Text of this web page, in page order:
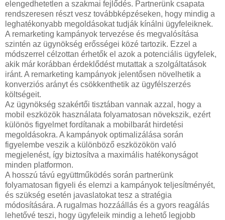
elengedhetetlen a szakmai fejlődés. Partnerünk csapata
rendszeresen részt vesz továbbképzéseken, hogy mindig a
leghatékonyabb megoldásokat tudják kínálni ügyfeleiknek.
A remarketing kampányok tervezése és megvalósítása
szintén az ügynökség erősségei közé tartozik. Ezzel a
módszerrel célzottan érhetők el azok a potenciális ügyfelek,
akik már korábban érdeklődést mutattak a szolgáltatások
iránt. A remarketing kampányok jelentősen növelhetik a
konverziós arányt és csökkenthetik az ügyfélszerzés
költségeit.
Az ügynökség szakértői tisztában vannak azzal, hogy a
mobil eszközök használata folyamatosan növekszik, ezért
különös figyelmet fordítanak a mobilbarát hirdetési
megoldásokra. A kampányok optimalizálása során
figyelembe veszik a különböző eszközökön való
megjelenést, így biztosítva a maximális hatékonyságot
minden platformon.
A hosszú távú együttműködés során partnerünk
folyamatosan figyeli és elemzi a kampányok teljesítményét,
és szükség esetén javaslatokat tesz a stratégia
módosítására. A rugalmas hozzáállás és a gyors reagálás
lehetővé teszi, hogy ügyfeleik mindig a lehető legjobb